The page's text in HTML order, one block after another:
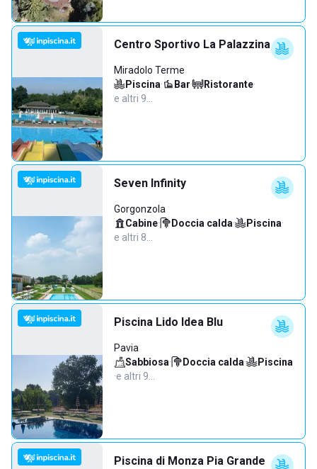
Centro Sportivo La Palazzina
Miradolo Terme
Piscina· Bar· Ristorante·
e altri 9…
Seven Infinity
Gorgonzola
Cabine· Doccia calda· Piscina·
e altri 8…
Piscina Lido Idea Blu
Pavia
Sabbiosa· Doccia calda·
Piscina
·e altri 9…
Piscina di Monza Pia Grande